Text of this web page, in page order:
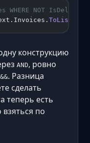
WHERE NOT IsDeleted
конструкцию
AND, ровно
&&. Разница
сделать
теперь есть
по